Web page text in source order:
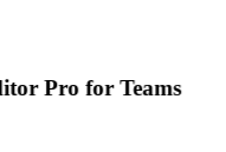
Pro for Teams